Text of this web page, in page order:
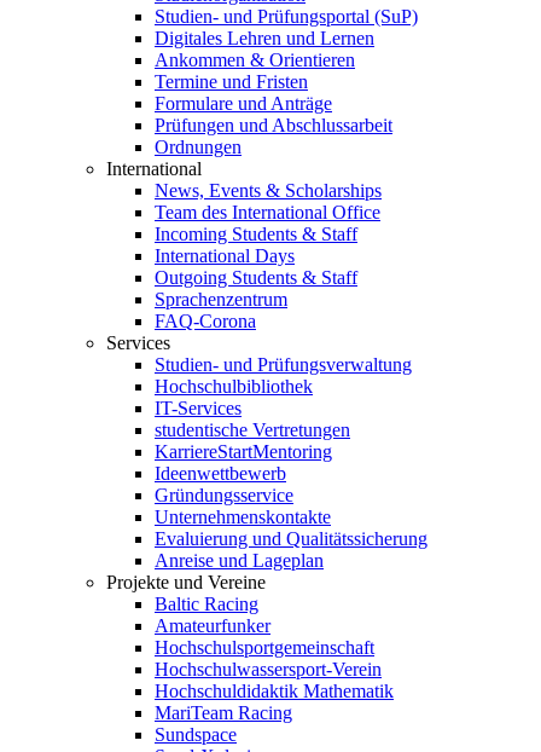
Studien- und Prüfungsportal (SuP)
Digitales Lehren und Lernen
Ankommen & Orientieren
Termine und Fristen
Formulare und Anträge
Prüfungen und Abschlussarbeit
Ordnungen
International
News, Events & Scholarships
Team des International Office
Incoming Students & Staff
International Days
Outgoing Students & Staff
Sprachenzentrum
FAQ-Corona
Services
Studien- und Prüfungsverwaltung
Hochschulbibliothek
IT-Services
studentische Vertretungen
KarriereStartMentoring
Ideenwettbewerb
Gründungsservice
Unternehmenskontakte
Evaluierung und Qualitätssicherung
Anreise und Lageplan
Projekte und Vereine
Baltic Racing
Amateurfunker
Hochschulsportgemeinschaft
Hochschulwassersport-Verein
Hochschuldidaktik Mathematik
MariTeam Racing
Sundspace